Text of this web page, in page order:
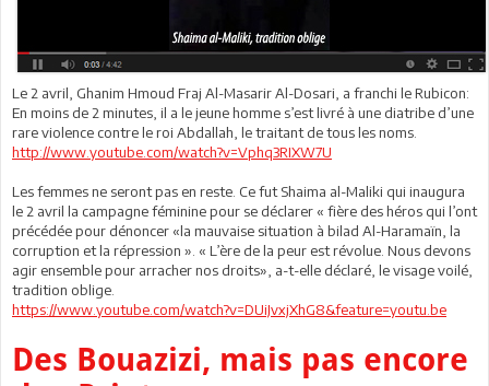
Le 2 avril, Ghanim Hmoud Fraj Al-Masarir Al-Dosari, a franchi le Rubicon:
En moins de 2 minutes, il a le jeune homme s’est livré à une diatribe d’une
rare violence contre le roi Abdallah, le traitant de tous les noms.
http://www.youtube.com/watch?v=Vphq3RIXW7U
Les femmes ne seront pas en reste. Ce fut Shaima al-Maliki qui inaugura
le 2 avril la campagne féminine pour se déclarer « fière des héros qui l’ont
précédée pour dénoncer «la mauvaise situation à bilad Al-Haramaïn, la
corruption et la répression ». « L’ère de la peur est révolue. Nous devons
agir ensemble pour arracher nos droits», a-t-elle déclaré, le visage voilé,
tradition oblige.
https://www.youtube.com/watch?v=DUiJvxjXhG8&feature=youtu.be
Des Bouazizi, mais pas encore